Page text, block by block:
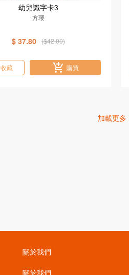
幼兒識字卡3
方瓔
$ 37.80 ($42.00)
收藏 購買
加載更多
關於我們
關於我們